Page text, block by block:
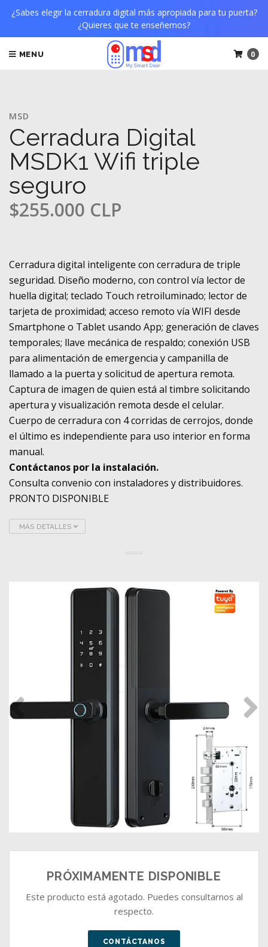
¿Sabes elegir la cerradura digital más apropiada para tu puerta?
¿Quieres que te enseñemos?
MENU 0
MSD
Cerradura Digital
MSDK1 Wifi triple
seguro
$255.000 CLP
Cerradura digital inteligente con cerradura de triple
seguridad. Diseño moderno, con control vía lector de
huella digital; teclado Touch retroiluminado; lector de
tarjeta de proximidad; acceso remoto vía WIFI desde
Smartphone o Tablet usando App; generación de claves
temporales; llave mecánica de respaldo; conexión USB
para alimentación de emergencia y campanilla de
llamado a la puerta y solicitud de apertura remota.
Captura de imagen de quien está al timbre solicitando
apertura y visualización remota desde el celular.
Cuerpo de cerradura con 4 corridas de cerrojos, donde
el último es independiente para uso interior en forma
manual.
Contáctanos por la instalación.
Consulta convenio con instaladores y distribuidores.
PRONTO DISPONIBLE
MÁS DETALLES
PRÓXIMAMENTE DISPONIBLE
Este producto está agotado. Puedes consultarnos al
respecto.
CONTÁCTANOS